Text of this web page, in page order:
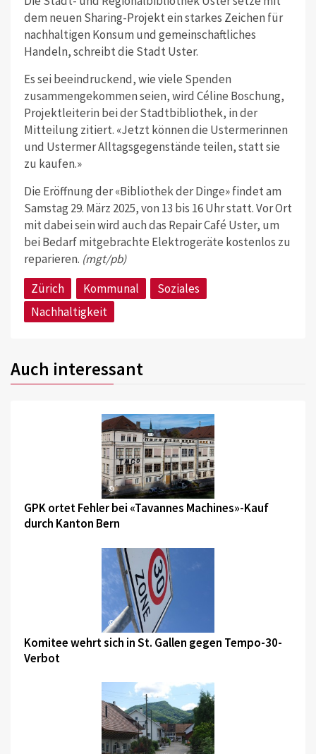
dem neuen Sharing-Projekt ein starkes Zeichen für
nachhaltigen Konsum und gemeinschaftliches
Handeln, schreibt die Stadt Uster.
Es sei beeindruckend, wie viele Spenden
zusammengekommen seien, wird Céline Boschung,
Projektleiterin bei der Stadtbibliothek, in der
Mitteilung zitiert. «Jetzt können die Ustermerinnen
und Ustermer Alltagsgegenstände teilen, statt sie
zu kaufen.»
Die Eröffnung der «Bibliothek der Dinge» findet am
Samstag 29. März 2025, von 13 bis 16 Uhr statt. Vor Ort
mit dabei sein wird auch das Repair Café Uster, um
bei Bedarf mitgebrachte Elektrogeräte kostenlos zu
reparieren. (mgt/pb)
Zürich
Kommunal
Soziales
Nachhaltigkeit
Auch interessant
©
GPK ortet Fehler bei «Tavannes Machines»-Kauf
durch Kanton Bern
©
Komitee wehrt sich in St. Gallen gegen Tempo-30-
Verbot